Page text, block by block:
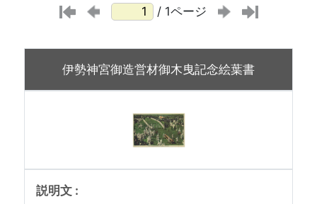
/ 1ページ
伊勢神宮御造営材御木曳記念絵葉書